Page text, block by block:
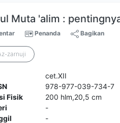
Muta 'alim :
Penanda Bagikan
zarnuji
cet.XII
978-977-039-734-7
Fisik
200 hlm,20,5 cm
-
-